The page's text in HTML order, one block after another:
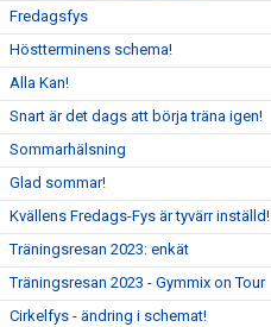
Fredagsfys
Höstterminens schema!
Alla Kan!
Snart är det dags att börja träna igen!
Sommarhälsning
Glad sommar!
Kvällens Fredags-Fys är tyvärr inställd!
Träningsresan 2023: enkät
Träningsresan 2023 - Gymmix on Tour
Cirkelfys - ändring i schemat!